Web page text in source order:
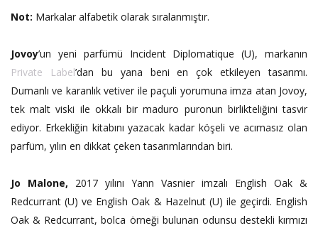
Not: Markalar alfabetik olarak sıralanmıştır.
Jovoy’un yeni parfümü Incident Diplomatique (U), markanın
Private Label’dan bu yana beni en çok etkileyen tasarımı.
Dumanlı ve karanlık vetiver ile paçuli yorumuna imza atan Jovoy,
tek malt viski ile okkalı bir maduro puronun birlikteliğini tasvir
ediyor. Erkekliğin kitabını yazacak kadar köşeli ve acımasız olan
parfüm, yılın en dikkat çeken tasarımlarından biri.
Jo Malone, 2017 yılını Yann Vasnier imzalı English Oak &
Redcurrant (U) ve English Oak & Hazelnut (U) ile geçirdi. English
Oak & Redcurrant, bolca örneği bulunan odunsu destekli kırmızı